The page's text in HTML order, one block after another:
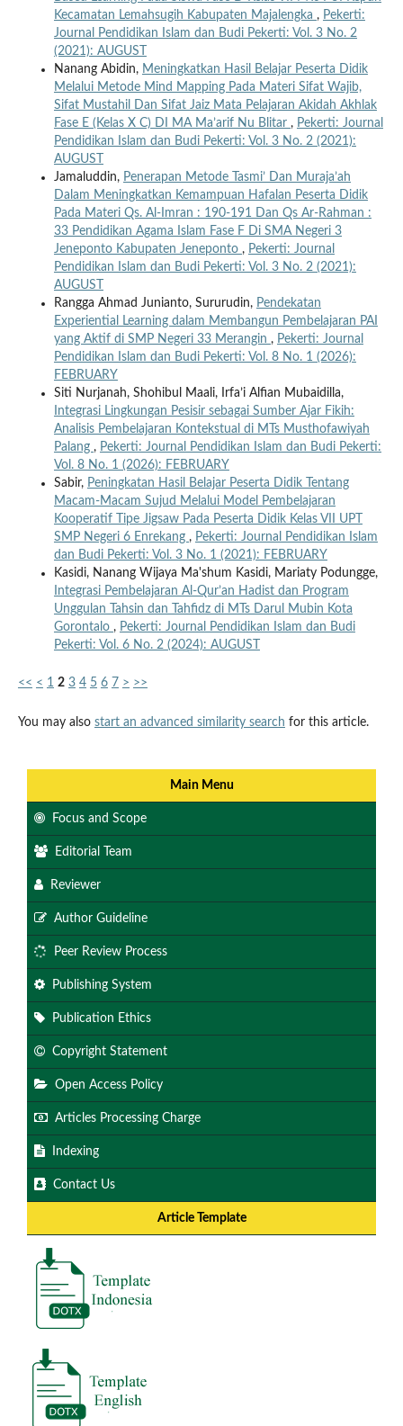
Kecamatan Lemahsugih Kabupaten Majalengka , Pekerti:
Journal Pendidikan Islam dan Budi Pekerti: Vol. 3 No. 2
(2021): AUGUST
Nanang Abidin, Meningkatkan Hasil Belajar Peserta Didik
Melalui Metode Mind Mapping Pada Materi Sifat Wajib,
Sifat Mustahil Dan Sifat Jaiz Mata Pelajaran Akidah Akhlak
Fase E (Kelas X C) DI MA Ma’arif Nu Blitar , Pekerti: Journal
Pendidikan Islam dan Budi Pekerti: Vol. 3 No. 2 (2021):
AUGUST
Jamaluddin, Penerapan Metode Tasmi’ Dan Muraja’ah
Dalam Meningkatkan Kemampuan Hafalan Peserta Didik
Pada Materi Qs. Al-Imran : 190-191 Dan Qs Ar-Rahman :
33 Pendidikan Agama Islam Fase F Di SMA Negeri 3
Jeneponto Kabupaten Jeneponto , Pekerti: Journal
Pendidikan Islam dan Budi Pekerti: Vol. 3 No. 2 (2021):
AUGUST
Rangga Ahmad Junianto, Sururudin, Pendekatan
Experiential Learning dalam Membangun Pembelajaran PAI
yang Aktif di SMP Negeri 33 Merangin , Pekerti: Journal
Pendidikan Islam dan Budi Pekerti: Vol. 8 No. 1 (2026):
FEBRUARY
Siti Nurjanah, Shohibul Maali, Irfa’i Alfian Mubaidilla,
Integrasi Lingkungan Pesisir sebagai Sumber Ajar Fikih:
Analisis Pembelajaran Kontekstual di MTs Musthofawiyah
Palang , Pekerti: Journal Pendidikan Islam dan Budi Pekerti:
Vol. 8 No. 1 (2026): FEBRUARY
Sabir, Peningkatan Hasil Belajar Peserta Didik Tentang
Macam-Macam Sujud Melalui Model Pembelajaran
Kooperatif Tipe Jigsaw Pada Peserta Didik Kelas VII UPT
SMP Negeri 6 Enrekang , Pekerti: Journal Pendidikan Islam
dan Budi Pekerti: Vol. 3 No. 1 (2021): FEBRUARY
Kasidi, Nanang Wijaya Ma'shum Kasidi, Mariaty Podungge,
Integrasi Pembelajaran Al-Qur’an Hadist dan Program
Unggulan Tahsin dan Tahfidz di MTs Darul Mubin Kota
Gorontalo , Pekerti: Journal Pendidikan Islam dan Budi
Pekerti: Vol. 6 No. 2 (2024): AUGUST
<< < 1 2 3 4 5 6 7 > >>
You may also start an advanced similarity search for this article.
Main Menu
Focus and Scope
Editorial Team
Reviewer
Author Guideline
Peer Review Process
Publishing System
Publication Ethics
Copyright Statement
Open Access Policy
Articles Processing Charge
Indexing
Contact Us
Article Template